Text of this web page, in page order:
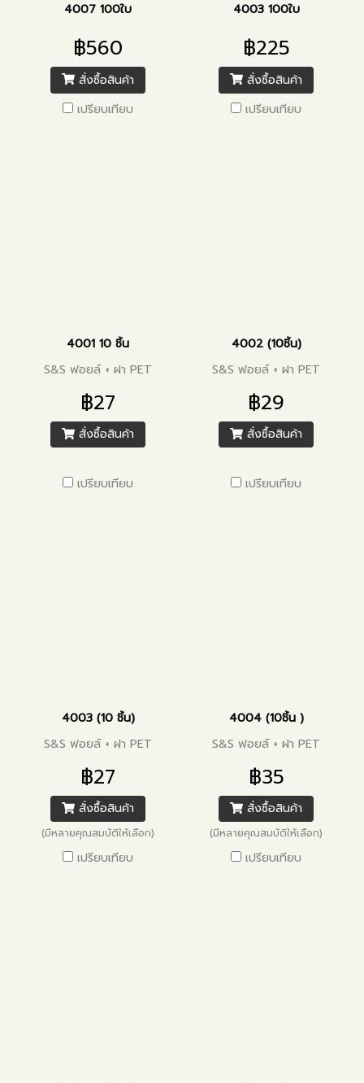
4007 100ใบ
฿560
สั่งซื้อสินค้า
เปรียบเทียบ
4003 100ใบ
฿225
สั่งซื้อสินค้า
เปรียบเทียบ
4001 10 ชิ้น
S&S ฟอยล์ + ฝา PET
฿27
สั่งซื้อสินค้า
เปรียบเทียบ
4002 (10ชิ้น)
S&S ฟอยล์ + ฝา PET
฿29
สั่งซื้อสินค้า
เปรียบเทียบ
4003 (10 ชิ้น)
S&S ฟอยล์ + ฝา PET
฿27
สั่งซื้อสินค้า
(มีหลายคุณสมบัติให้เลือก)
เปรียบเทียบ
4004 (10ชิ้น )
S&S ฟอยล์ + ฝา PET
฿35
สั่งซื้อสินค้า
(มีหลายคุณสมบัติให้เลือก)
เปรียบเทียบ